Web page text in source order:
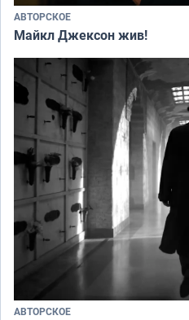
АВТОРСКОЕ
Майкл Джексон жив!
АВТОРСКОЕ